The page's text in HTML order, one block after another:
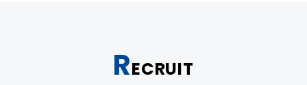
RECRUIT